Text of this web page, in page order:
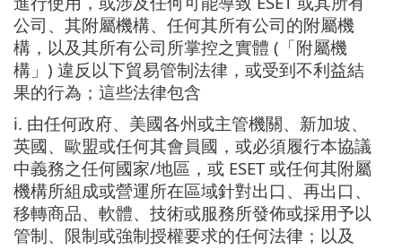
公司、其附屬機構、任何其所有公司的附屬機
構，以及其所有公司所掌控之實體 (「附屬機
構」) 違反以下貿易管制法律，或受到不利益結
果的行為；這些法律包含
i. 由任何政府、美國各州或主管機關、新加坡、
英國、歐盟或任何其會員國，或必須履行本協議
中義務之任何國家/地區，或 ESET 或任何其附屬
機構所組成或營運所在區域針對出口、再出口、
移轉商品、軟體、技術或服務所發佈或採用予以
管制、限制或強制授權要求的任何法律；以及